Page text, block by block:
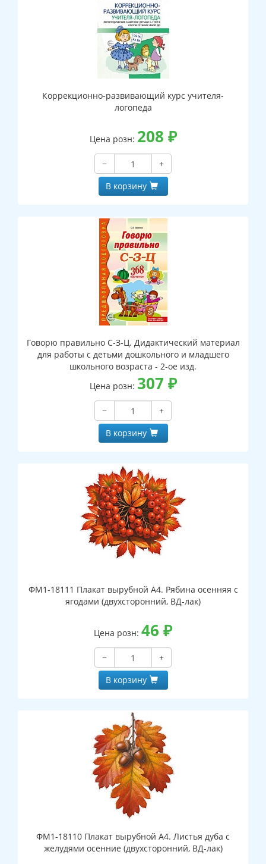
Коррекционно-развивающий курс учителя-
логопеда
Цена розн: 208 ₽
−
+
В корзину
Говорю правильно С-З-Ц. Дидактический материал
для работы с детьми дошкольного и младшего
школьного возраста - 2-ое изд.
Цена розн: 307 ₽
−
+
В корзину
ФМ1-18111 Плакат вырубной А4. Рябина осенняя с
ягодами (двухсторонний, ВД-лак)
Цена розн: 46 ₽
−
+
В корзину
ФМ1-18110 Плакат вырубной А4. Листья дуба с
желудями осенние (двухсторонний, ВД-лак)